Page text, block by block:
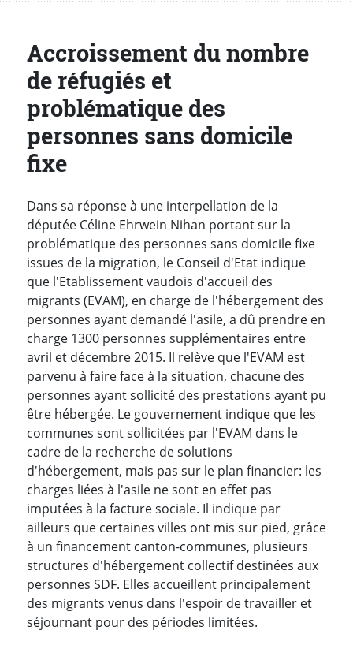
Accroissement du nombre
de réfugiés et
problématique des
personnes sans domicile
fixe
Dans sa réponse à une interpellation de la
députée Céline Ehrwein Nihan portant sur la
problématique des personnes sans domicile fixe
issues de la migration, le Conseil d'Etat indique
que l'Etablissement vaudois d'accueil des
migrants (EVAM), en charge de l'hébergement des
personnes ayant demandé l'asile, a dû prendre en
charge 1300 personnes supplémentaires entre
avril et décembre 2015. Il relève que l'EVAM est
parvenu à faire face à la situation, chacune des
personnes ayant sollicité des prestations ayant pu
être hébergée. Le gouvernement indique que les
communes sont sollicitées par l'EVAM dans le
cadre de la recherche de solutions
d'hébergement, mais pas sur le plan financier: les
charges liées à l'asile ne sont en effet pas
imputées à la facture sociale. Il indique par
ailleurs que certaines villes ont mis sur pied, grâce
à un financement canton-communes, plusieurs
structures d'hébergement collectif destinées aux
personnes SDF. Elles accueillent principalement
des migrants venus dans l'espoir de travailler et
séjournant pour des périodes limitées.